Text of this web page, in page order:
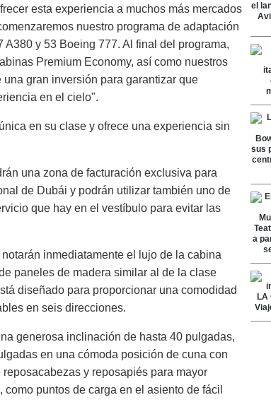
esta experiencia a muchos más mercados
nuestro programa de adaptación
y 53 Boeing 777. Al final del programa,
Premium Economy, así como nuestros
gran inversión para garantizar que
en el cielo".
en su clase y ofrece una experiencia sin
una zona de facturación exclusiva para
de Dubái y podrán utilizar también uno de
que hay en el vestíbulo para evitar las
inmediatamente el lujo de la cabina
paneles de madera similar al de la clase
diseñado para proporcionar una comodidad
en seis direcciones.
generosa inclinación de hasta 40 pulgadas,
en una cómoda posición de cuna con
y reposapiés para mayor
puntos de carga en el asiento de fácil